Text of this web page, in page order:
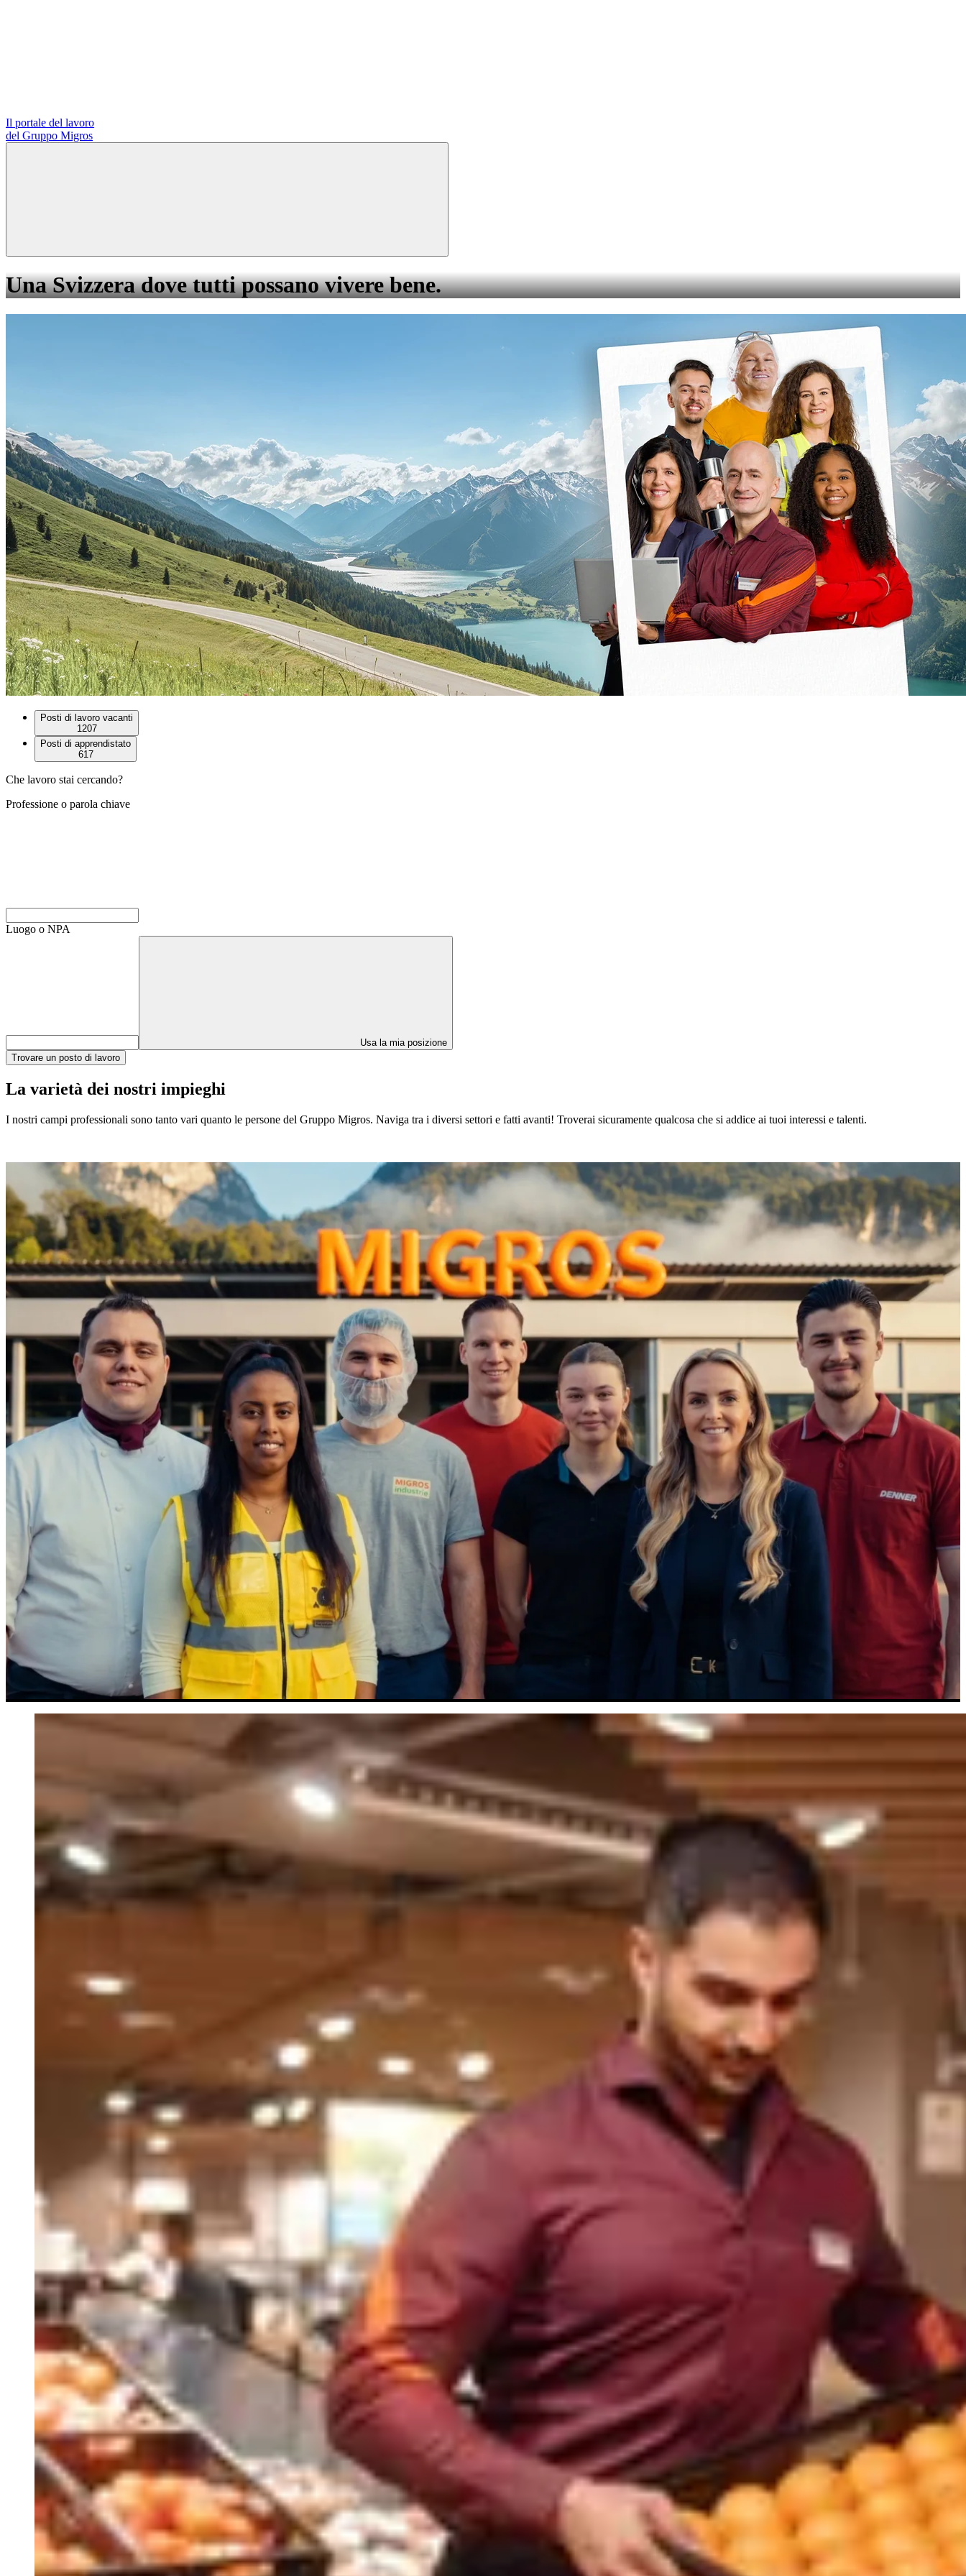
Il portale del lavoro
del Gruppo Migros
Una Svizzera dove tutti possano vivere bene.
Posti di lavoro vacanti
1207
Posti di apprendistato
617
Che lavoro stai cercando?
Professione o parola chiave
Luogo o NPA
Usa la mia posizione
Trovare un posto di lavoro
La varietà dei nostri impieghi
I nostri campi professionali sono tanto vari quanto le persone del Gruppo Migros. Naviga tra i diversi settori e fatti avanti! Troverai sicuramente qualcosa che si addice ai tuoi interessi e talenti.